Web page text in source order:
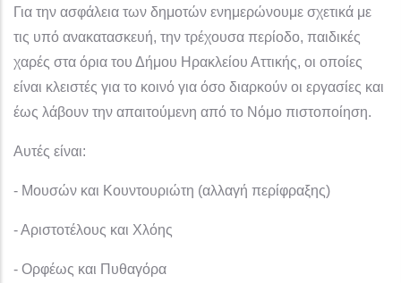
Για την ασφάλεια των δημοτών ενημερώνουμε σχετικά με
τις υπό ανακατασκευή, την τρέχουσα περίοδο, παιδικές
χαρές στα όρια του Δήμου Ηρακλείου Αττικής, οι οποίες
είναι κλειστές για το κοινό για όσο διαρκούν οι εργασίες και
έως λάβουν την απαιτούμενη από το Νόμο πιστοποίηση.
Αυτές είναι:
- Μουσών και Κουντουριώτη (αλλαγή περίφραξης)
- Αριστοτέλους και Χλόης
- Ορφέως και Πυθαγόρα